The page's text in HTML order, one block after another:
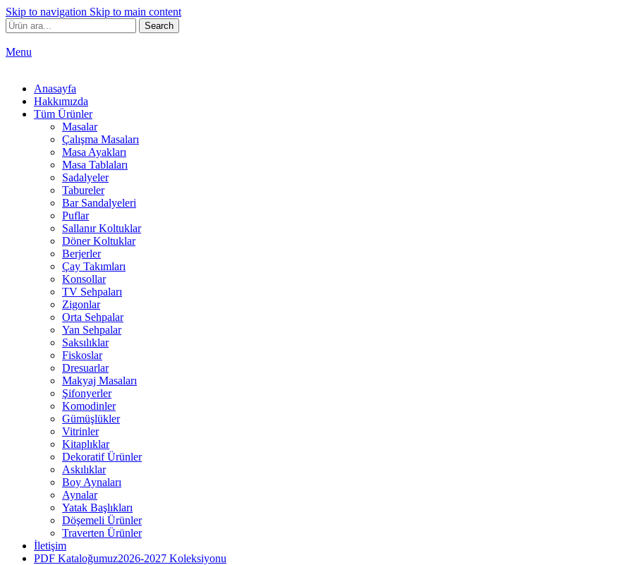
Skip to navigation Skip to main content
Search
Menu
Anasayfa
Hakkımızda
Tüm Ürünler
Masalar
Çalışma Masaları
Masa Ayakları
Masa Tablaları
Sadalyeler
Tabureler
Bar Sandalyeleri
Puflar
Sallanır Koltuklar
Döner Koltuklar
Berjerler
Çay Takımları
Konsollar
TV Sehpaları
Zigonlar
Orta Sehpalar
Yan Sehpalar
Saksılıklar
Fiskoslar
Dresuarlar
Makyaj Masaları
Şifonyerler
Komodinler
Gümüşlükler
Vitrinler
Kitaplıklar
Dekoratif Ürünler
Askılıklar
Boy Aynaları
Aynalar
Yatak Başlıkları
Döşemeli Ürünler
Traverten Ürünler
İletişim
PDF Kataloğumuz2026-2027 Koleksiyonu